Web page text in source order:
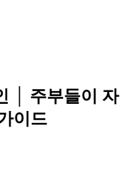
│ 주부들이 자
이드